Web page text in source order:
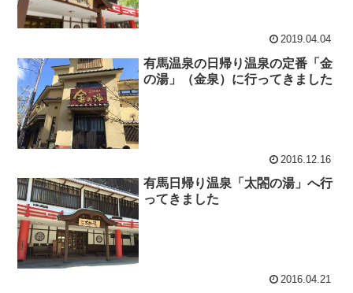
2019.04.04
有馬温泉の日帰り温泉の定番「金
の湯」（金泉）に行ってきました
2016.12.16
有馬日帰り温泉「太閤の湯」へ行
ってきました
2016.04.21